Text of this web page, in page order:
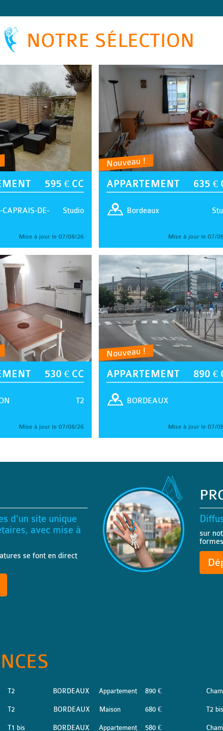
NOTRE SÉLECTION
595 € CC
Studio
CAPRAIS-DE-
Mise à jour le 07/08/26
Nouveau !
APPARTEMENT 635 €
Bordeaux
Mise à jour le 07/
530 € CC
T2
Mise à jour le 07/08/26
Nouveau !
APPARTEMENT 890 €
BORDEAUX
Mise à jour le 07/
d'un site unique
avec mise à
se font en direct
sur
T2 BORDEAUX Appartement 890 €
T2 BORDEAUX Maison 680 €
T1 bis BORDEAUX Appartement 580 €
T2 bis